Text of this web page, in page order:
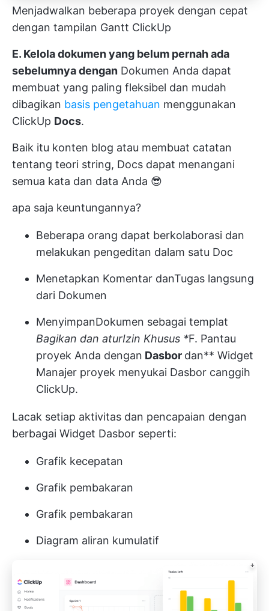
Menjadwalkan beberapa proyek dengan cepat
dengan tampilan Gantt ClickUp
E. Kelola dokumen yang belum pernah ada
sebelumnya dengan Dokumen Anda dapat
membuat yang paling fleksibel dan mudah
dibagikan basis pengetahuan menggunakan
ClickUp Docs.
Baik itu konten blog atau membuat catatan
tentang teori string, Docs dapat menangani
semua kata dan data Anda 😎
apa saja keuntungannya?
Beberapa orang dapat berkolaborasi dan
melakukan pengeditan dalam satu Doc
Menetapkan Komentar danTugas langsung
dari Dokumen
MenyimpanDokumen sebagai templat
Bagikan dan aturIzin Khusus *F. Pantau
proyek Anda dengan Dasbor dan** Widget
Manajer proyek menyukai Dasbor canggih
ClickUp.
Lacak setiap aktivitas dan pencapaian dengan
berbagai Widget Dasbor seperti:
Grafik kecepatan
Grafik pembakaran
Grafik pembakaran
Diagram aliran kumulatif